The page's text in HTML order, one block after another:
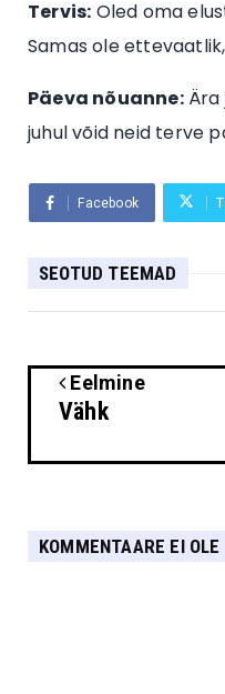
Tervis: Oled oma
Samas ole
Päeva nõuanne:Ära
juhul võid neid terve
Facebook
SEOTUD TEEMAD
Eelmine
Vähk
KOMMENTAARE EI OLE